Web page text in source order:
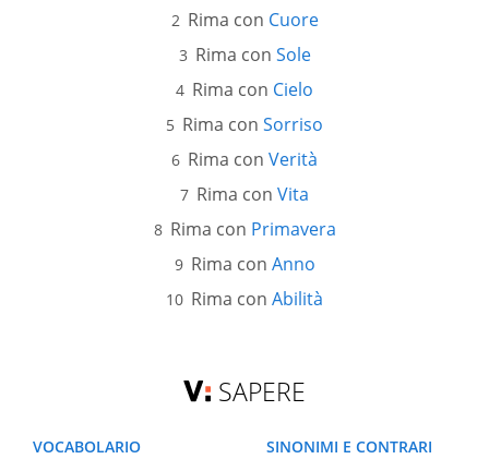
Rima con Cuore
Rima con Sole
Rima con Cielo
Rima con Sorriso
Rima con Verità
Rima con Vita
Rima con Primavera
Rima con Anno
Rima con Abilità
SAPERE
VOCABOLARIO
SINONIMI E CONTRARI